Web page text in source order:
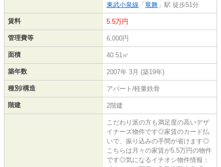
東武小泉線 「 竜舞 」駅 徒歩51分
賃料 5.5万円
管理費等 6,000円
面積 40.51㎡
築年数 2007年 3月 (築19年)
種別/構造 アパート/軽量鉄骨
階建 2階建
こだわり派の方も満足度の高いデザ
イナーズ物件です◎家賃のカード払
いで、振り込みの手間が省けます◎
こちらは月々の家賃が5.5万円の物件
です◎気になるイチオシ物件情報：